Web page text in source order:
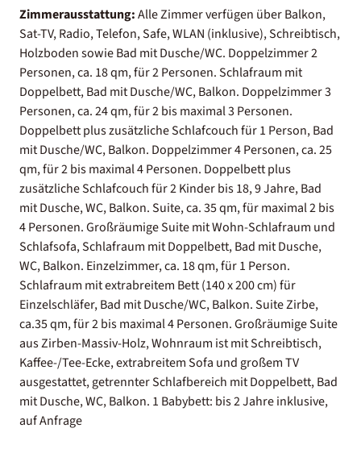
Zimmerausstattung:Alle Zimmer verfügen über Balkon,
Sat-TV, Radio, Telefon, Safe, WLAN (inklusive), Schreibtisch,
Holzboden sowie Bad mit Dusche/WC. Doppelzimmer 2
Personen, ca. 18 qm, für 2 Personen. Schlafraum mit
Doppelbett, Bad mit Dusche/WC, Balkon. Doppelzimmer 3
Personen, ca. 24 qm, für 2 bis maximal 3 Personen.
Doppelbett plus zusätzliche Schlafcouch für 1 Person, Bad
mit Dusche/WC, Balkon. Doppelzimmer 4 Personen, ca. 25
qm, für 2 bis maximal 4 Personen. Doppelbett plus
zusätzliche Schlafcouch für 2 Kinder bis 18, 9 Jahre, Bad
mit Dusche, WC, Balkon. Suite, ca. 35 qm, für maximal 2 bis
4 Personen. Großräumige Suite mit Wohn-Schlafraum und
Schlafsofa, Schlafraum mit Doppelbett, Bad mit Dusche,
WC, Balkon. Einzelzimmer, ca. 18 qm, für 1 Person.
Schlafraum mit extrabreitem Bett (140 x 200 cm) für
Einzelschläfer, Bad mit Dusche/WC, Balkon. Suite Zirbe,
ca.35 qm, für 2 bis maximal 4 Personen. Großräumige Suite
aus Zirben-Massiv-Holz, Wohnraum ist mit Schreibtisch,
Kaffee-/Tee-Ecke, extrabreitem Sofa und großem TV
ausgestattet, getrennter Schlafbereich mit Doppelbett, Bad
mit Dusche, WC, Balkon. 1 Babybett: bis 2 Jahre inklusive,
auf Anfrage